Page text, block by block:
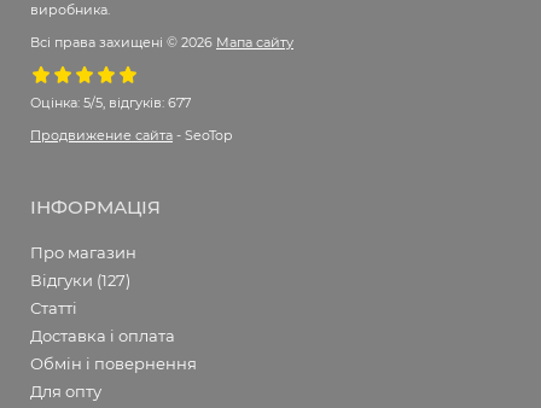
виробника.
Всі права захищені © 2026 Мапа сайту
Оцінка: 5/5, відгуків: 677
Продвижение сайта - SeoTop
ІНФОРМАЦІЯ
Про магазин
Відгуки (127)
Статті
Доставка і оплата
Обмін і повернення
Для опту